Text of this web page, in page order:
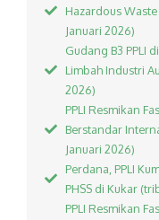
Hazardous
Januari 2026)
Gudang B3 PPLI
Limbah Industri
2026)
PPLI Resmikan
Berstandar
Januari 2026)
Perdana, PPLI
PHSS di Kukar
PPLI Resmikan